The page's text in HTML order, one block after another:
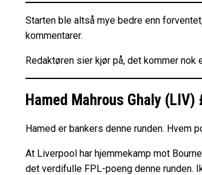
Starten ble altså mye bedre enn
kommentarer.
Redaktøren sier kjør på, det kommer
Hamed Mahrous Ghaly
Hamed er bankers denne runden. Hvem
At Liverpool har hjemmekamp mot
det verdifulle FPL-poeng denne runden.